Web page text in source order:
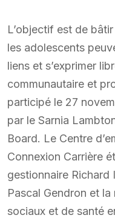
L’objectif est de
les adolescents
liens et s’exprimer
communautaire et
participé le 27
par le Sarnia
Board. Le Centre
Connexion Carrière
gestionnaire Richard
Pascal Gendron et
sociaux et de santé